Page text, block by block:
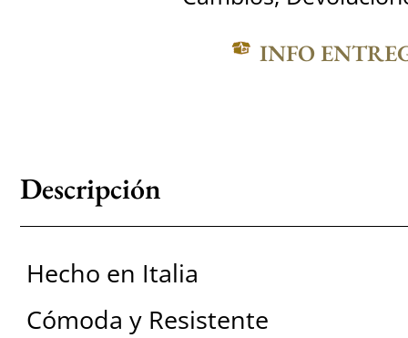
INFO
Descripción
Hecho en Italia
Cómoda y Resistente